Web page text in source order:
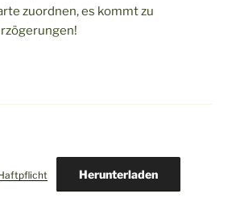
zuordnen, es kommt zu
Herunterladen